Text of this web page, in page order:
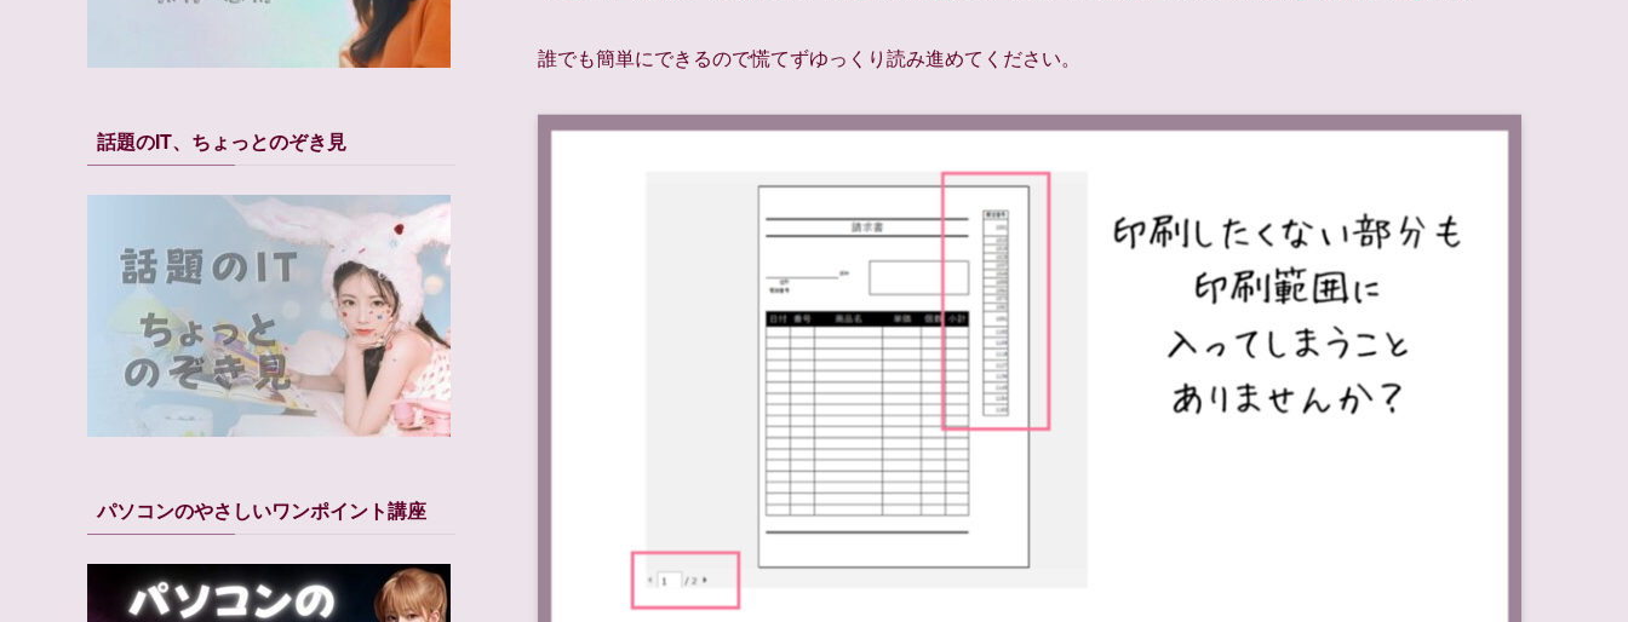
誰でも簡単にできるので慌てずゆっくり読み進めてください。
話題のIT、ちょっとのぞき見
パソコンのやさしいワンポイント講座